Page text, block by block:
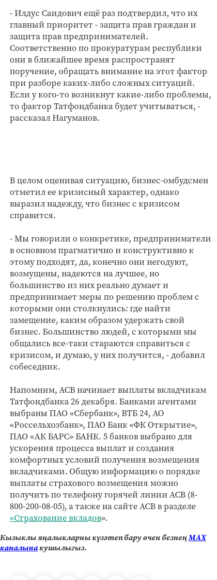
- Илдус Саидович ещё раз подтвердил, что их
главный приоритет - защита прав граждан и
защита прав предпринимателей.
Соответственно по прокуратурам республики
они в ближайшее время распространят
поручение, обращать внимание на этот фактор
при разборе каких-либо сложных ситуаций.
Если у кого-то возникнут какие-либо проблемы,
то фактор Татфондбанка будет учитываться, -
рассказал Нагуманов.
В целом оценивая ситуацию, бизнес-омбудсмен
отметил ее кризисный характер, однако
выразил надежду, что бизнес с кризисом
справится.
- Мы говорили о конкретике, предприниматели
в основном прагматично и конструктивно к
этому подходят, да, конечно они негодуют,
возмущены, надеются на лучшее, но
большинство из них реально думает и
предпринимает меры по решению проблем с
которыми они столкнулись: где найти
замещение, каким образом удержать свой
бизнес. Большинство людей, с которыми мы
общались все-таки стараются справиться с
кризисом, и думаю, у них получится, - добавил
собеседник.
Напомним, АСВ начинает выплаты вкладчикам
Татфондбанка 26 декабря. Банками агентами
выбраны ПАО «Сбербанк», ВТБ 24, АО
«Россельхозбанк», ПАО Банк «ФК Открытие»,
ПАО «АК БАРС» БАНК. 5 банков выбрано для
ускорения процесса выплат и создания
комфортных условий получения возмещения
вкладчиками. Общую информацию о порядке
выплаты страхового возмещения можно
получить по телефону горячей линии АСВ (8-
800-200-08-05), а также на сайте АСВ в разделе
«Страхование вкладов».
Кызыклы яңалыкларны күзәтеп бару өчен безнеңМАХ
каналынакушылыгыз.